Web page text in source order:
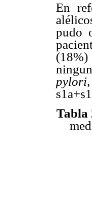
En
pudo
(18%)
pylori,
Tabla